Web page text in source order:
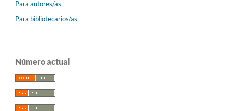
Para autores/as
Para bibliotecarios/as
Número actual